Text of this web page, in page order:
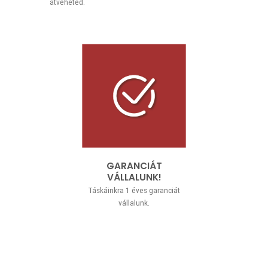
GARANCIÁT
VÁLLALUNK!
Táskáinkra 1 éves garanciát
vállalunk.